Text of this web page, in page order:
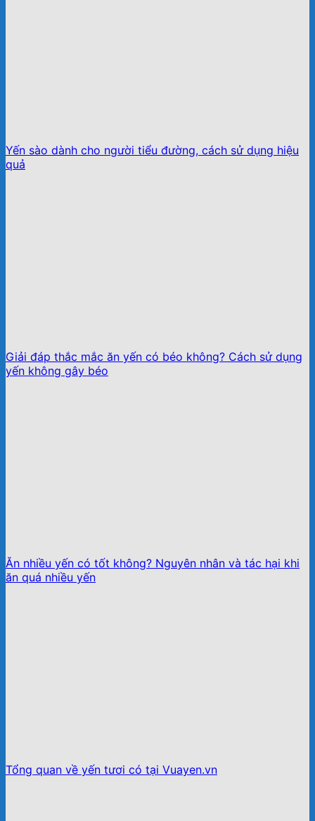
Yến sào dành cho người tiểu đường, cách sử dụng hiệu
quả
Giải đáp thắc mắc ăn yến có béo không? Cách sử dụng
yến không gây béo
Ăn nhiều yến có tốt không? Nguyên nhân và tác hại khi
ăn quá nhiều yến
Tổng quan về yến tươi có tại Vuayen.vn